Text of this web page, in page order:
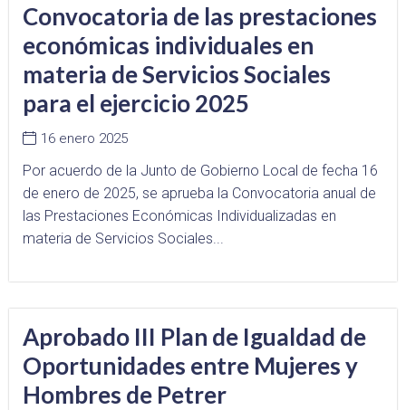
Convocatoria de las prestaciones
económicas individuales en
materia de Servicios Sociales
para el ejercicio 2025
16 enero 2025
Por acuerdo de la Junto de Gobierno Local de fecha 16
de enero de 2025, se aprueba la Convocatoria anual de
las Prestaciones Económicas Individualizadas en
materia de Servicios Sociales...
Aprobado III Plan de Igualdad de
Oportunidades entre Mujeres y
Hombres de Petrer